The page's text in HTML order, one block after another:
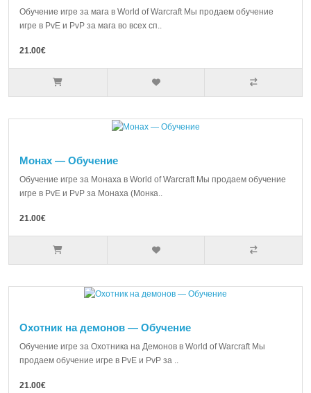
Обучение игре за мага в World of Warcraft Мы продаем обучение
игре в PvE и PvP за мага во всех сп..
21.00€
Монах — Обучение
Обучение игре за Монаха в World of Warcraft Мы продаем обучение
игре в PvE и PvP за Монаха (Монка..
21.00€
Охотник на демонов — Обучение
Обучение игре за Охотника на Демонов в World of Warcraft Мы
продаем обучение игре в PvE и PvP за ..
21.00€